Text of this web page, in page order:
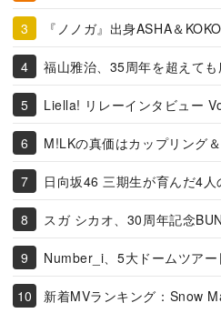
『ノノガ』出身ASHA＆
福山雅治、35周年を超えても
Liella! リレーインタビュー
M!LKの真価はカップリング
日向坂46 三期生が育んだ4人
スガ シカオ、30周年記念
Number_i、5大ドームツアー
新着MVランキング：Snow